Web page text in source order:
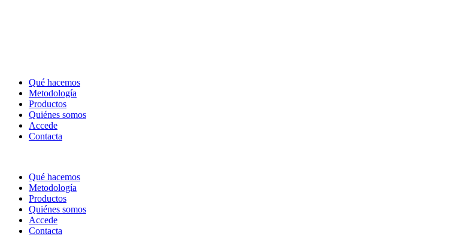
Qué hacemos
Metodología
Productos
Quiénes somos
Accede
Contacta
Qué hacemos
Metodología
Productos
Quiénes somos
Accede
Contacta